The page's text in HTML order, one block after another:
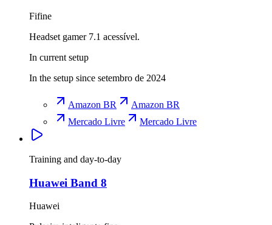
Fifine
Headset gamer 7.1 acessível.
In current setup
In the setup since setembro de 2024
Amazon BR
Amazon BR
Mercado Livre
Mercado Livre
Training and day-to-day
Huawei Band 8
Huawei